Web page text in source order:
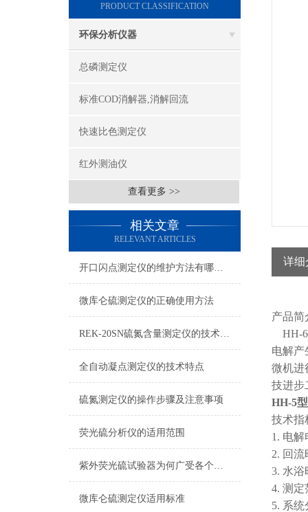
PRODUCT CLASSIFICATION
环保分析仪器
总磷测定仪
标准COD消解器,消解回流
快速比色测定仪
红外测油仪
查看更多 >>
相关文章
RELEVANT ARTICLES
开口闪点测定仪的维护方法有哪些？
微库仑硫测定仪的正确使用方法
REK-20SN硫氮含量测定仪的技术参数
全自动凝点测定仪的技术特点
硫氮测定仪的操作步骤及注意事项
荧光硫分析仪的适用范围
紫外荧光硫试验器为何广受各个行业的青睐？
微库仑硫测定仪适用标准
详细
产品简
HH-6
电解产
微机进
技进步
HH-5
技术指
1. 电解
2. 回流
3. 水浴
4. 测定
5. 系统